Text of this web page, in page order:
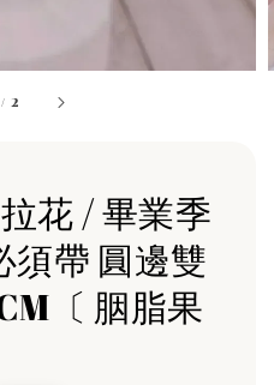
/ 2
花 / 畢業季
須帶 圓邊雙
〔 胭脂果